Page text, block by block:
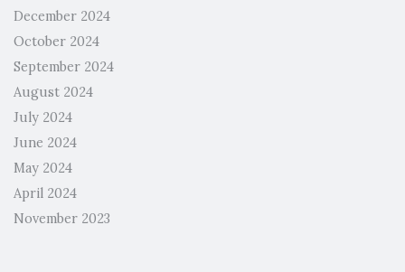
December 2024
October 2024
September 2024
August 2024
July 2024
June 2024
May 2024
April 2024
November 2023